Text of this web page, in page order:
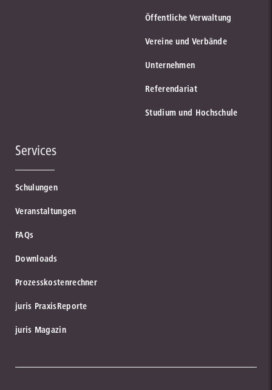
Öffentliche Verwaltung
Vereine und Verbände
Unternehmen
Referendariat
Studium und Hochschule
Services
Schulungen
Veranstaltungen
FAQs
Downloads
Prozesskostenrechner
juris PraxisReporte
juris Magazin